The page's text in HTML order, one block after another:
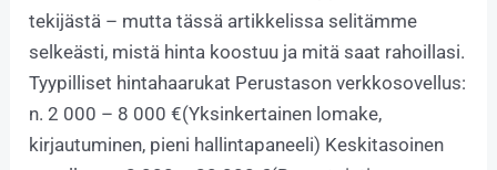
tekijästä – mutta tässä artikkelissa selitämme
selkeästi, mistä hinta koostuu ja mitä saat rahoillasi.
Tyypilliset hintahaarukat Perustason verkkosovellus:
n. 2 000 – 8 000 €(Yksinkertainen lomake,
kirjautuminen, pieni hallintapaneeli) Keskitasoinen